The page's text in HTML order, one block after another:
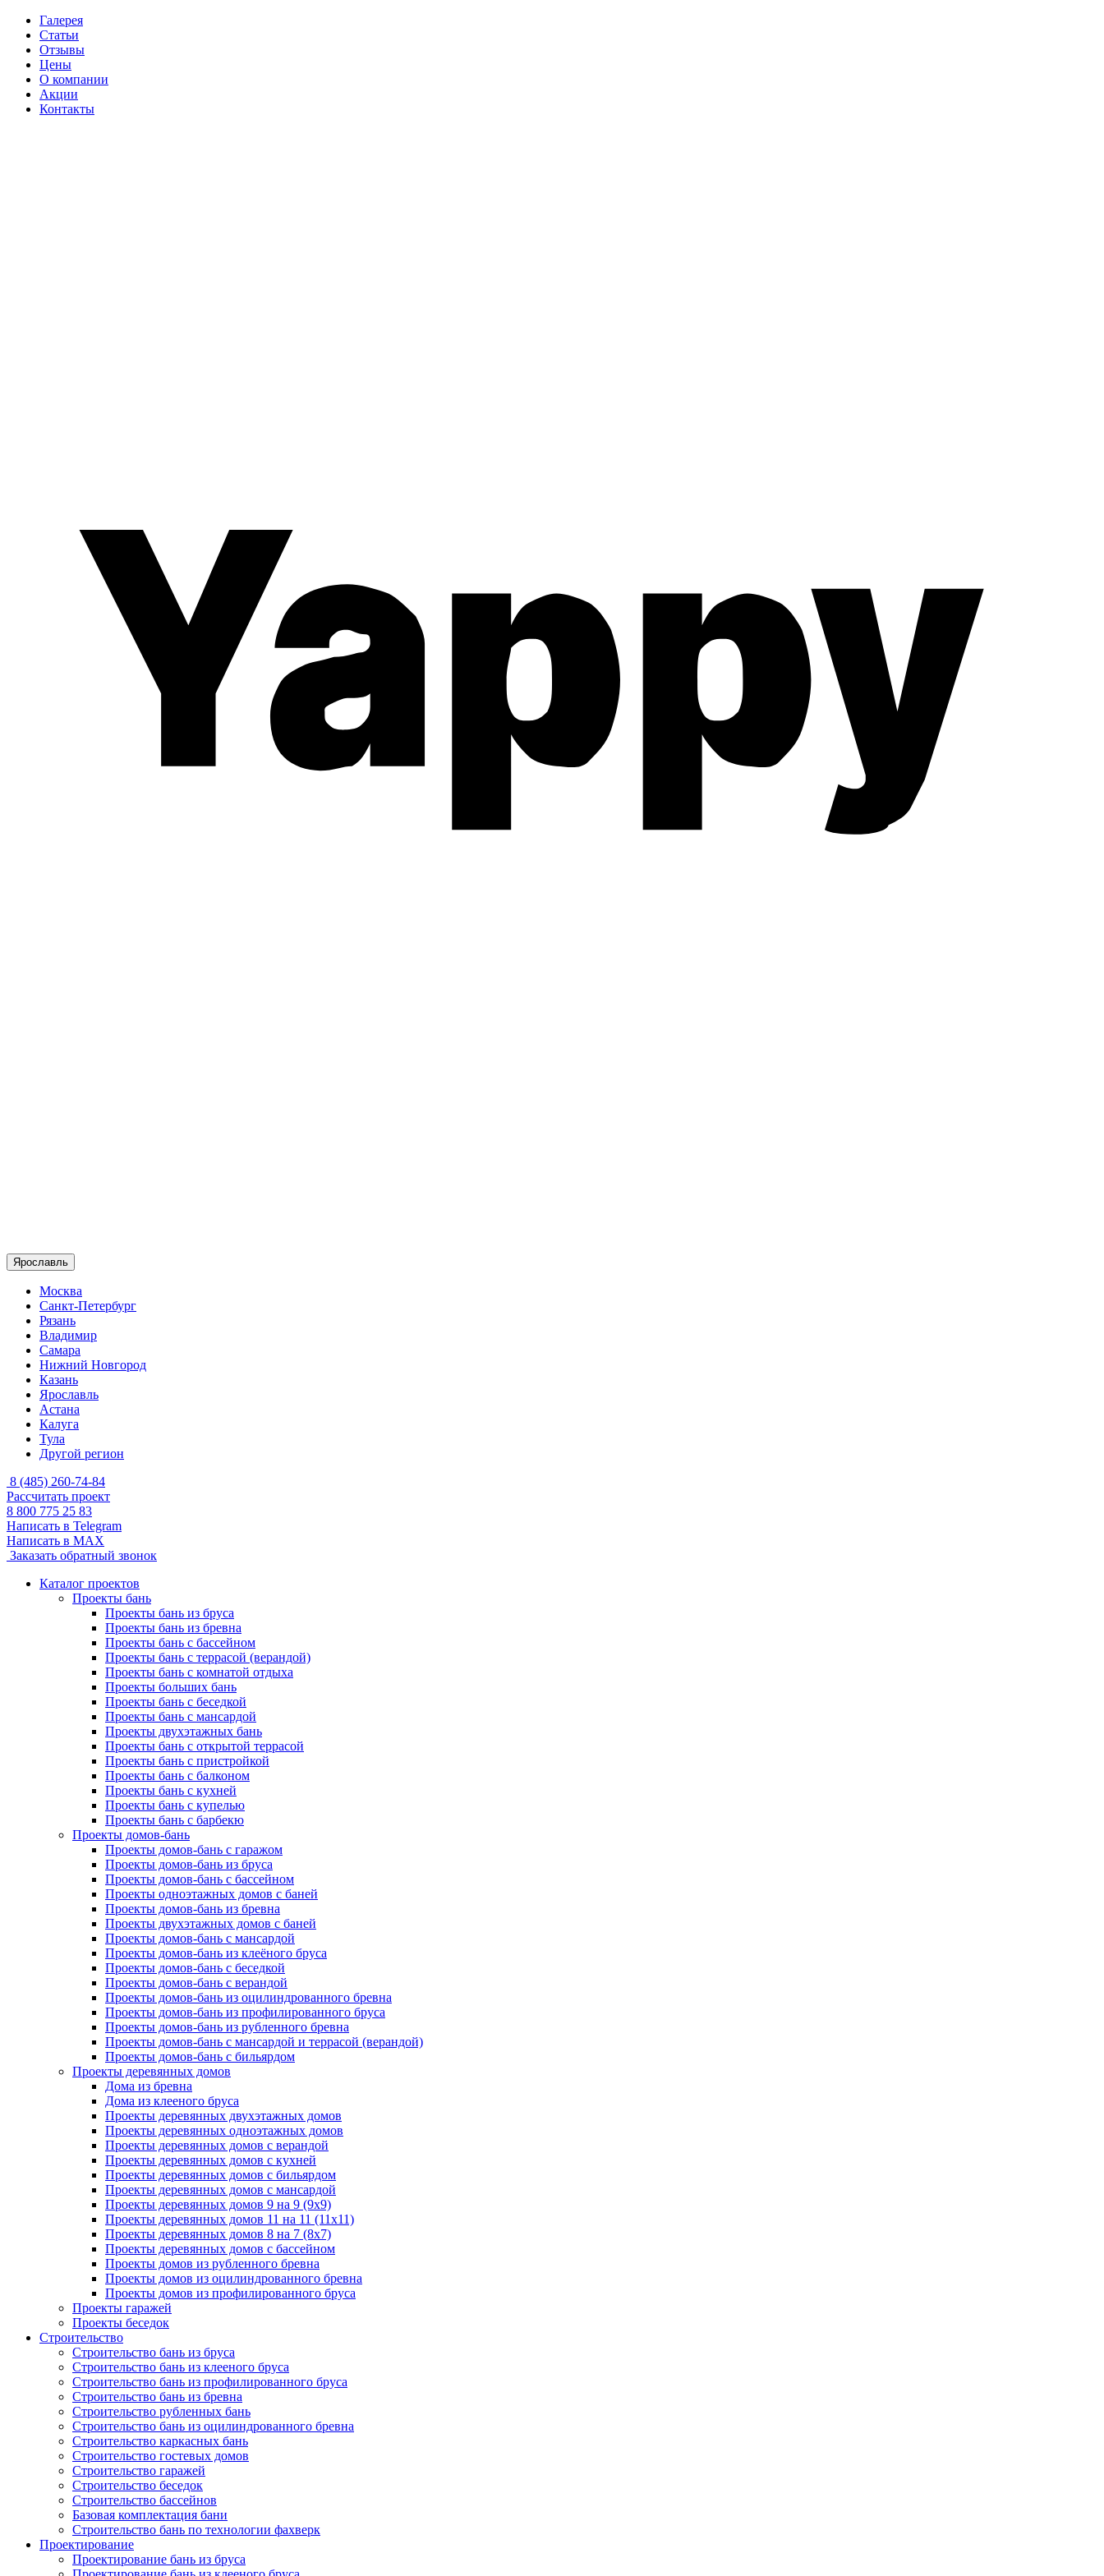
Галерея
Статьи
Отзывы
Цены
О компании
Акции
Контакты
Ярославль
Москва
Санкт-Петербург
Рязань
Владимир
Самара
Нижний Новгород
Казань
Ярославль
Астана
Калуга
Тула
Другой регион
8 (485) 260-74-84
Рассчитать проект
8 800 775 25 83
Написать в Telegram
Написать в MAX
Заказать обратный звонок
Каталог проектов
Проекты бань
Проекты бань из бруса
Проекты бань из бревна
Проекты бань с бассейном
Проекты бань с террасой (верандой)
Проекты бань с комнатой отдыха
Проекты больших бань
Проекты бань с беседкой
Проекты бань с мансардой
Проекты двухэтажных бань
Проекты бань с открытой террасой
Проекты бань с пристройкой
Проекты бань с балконом
Проекты бань с кухней
Проекты бань с купелью
Проекты бань с барбекю
Проекты домов-бань
Проекты домов-бань с гаражом
Проекты домов-бань из бруса
Проекты домов-бань с бассейном
Проекты одноэтажных домов с баней
Проекты домов-бань из бревна
Проекты двухэтажных домов с баней
Проекты домов-бань с мансардой
Проекты домов-бань из клеёного бруса
Проекты домов-бань с беседкой
Проекты домов-бань с верандой
Проекты домов-бань из оцилиндрованного бревна
Проекты домов-бань из профилированного бруса
Проекты домов-бань из рубленного бревна
Проекты домов-бань с мансардой и террасой (верандой)
Проекты домов-бань с бильярдом
Проекты деревянных домов
Дома из бревна
Дома из клееного бруса
Проекты деревянных двухэтажных домов
Проекты деревянных одноэтажных домов
Проекты деревянных домов с верандой
Проекты деревянных домов с кухней
Проекты деревянных домов с бильярдом
Проекты деревянных домов с мансардой
Проекты деревянных домов 9 на 9 (9x9)
Проекты деревянных домов 11 на 11 (11x11)
Проекты деревянных домов 8 на 7 (8x7)
Проекты деревянных домов с бассейном
Проекты домов из рубленного бревна
Проекты домов из оцилиндрованного бревна
Проекты домов из профилированного бруса
Проекты гаражей
Проекты беседок
Строительство
Строительство бань из бруса
Строительство бань из клееного бруса
Строительство бань из профилированного бруса
Строительство бань из бревна
Строительство рубленных бань
Строительство бань из оцилиндрованного бревна
Строительство каркасных бань
Строительство гостевых домов
Строительство гаражей
Строительство беседок
Строительство бассейнов
Базовая комплектация бани
Строительство бань по технологии фахверк
Проектирование
Проектирование бань из бруса